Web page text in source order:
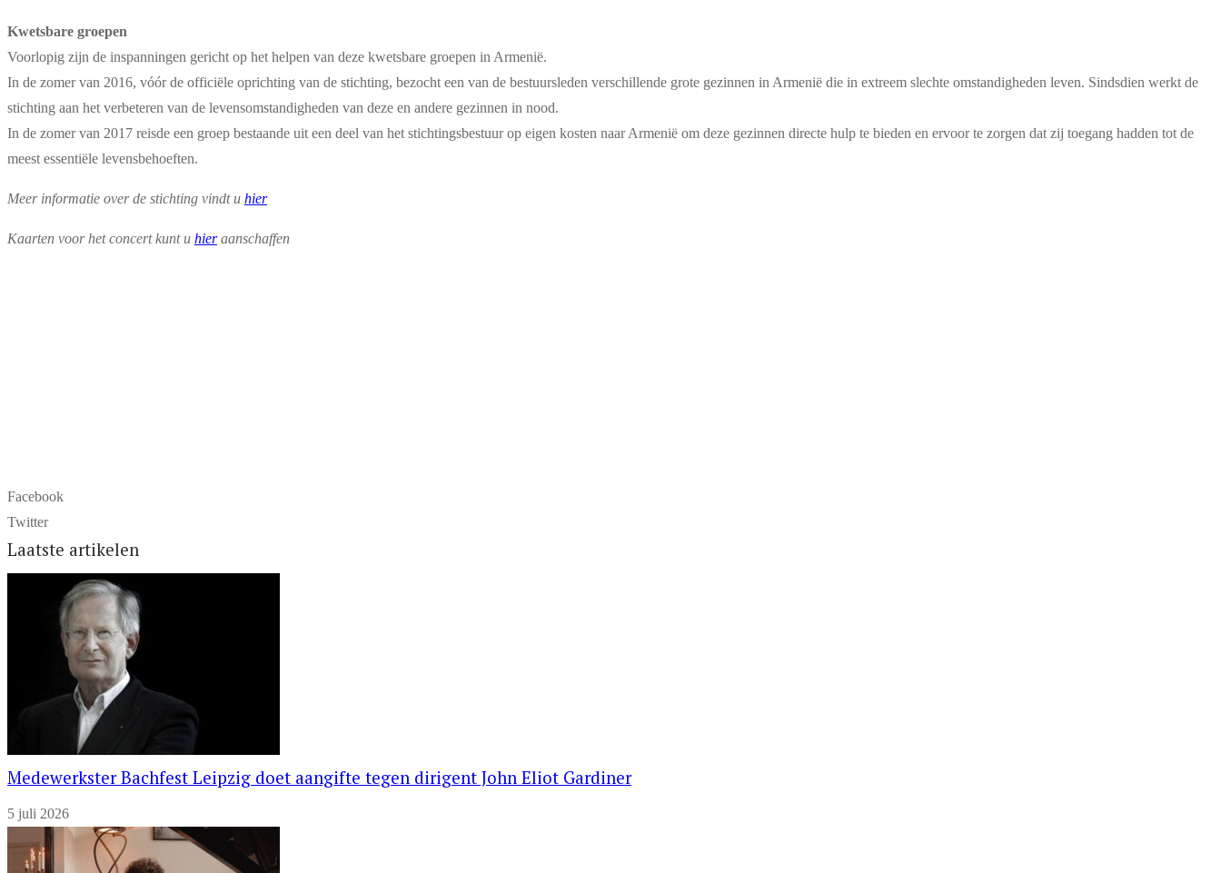
Kwetsbare groepen
Voorlopig zijn de inspanningen gericht op het helpen van deze kwetsbare groepen in Armenië.
In de zomer van 2016, vóór de officiële oprichting van de stichting, bezocht een van de bestuursleden verschillende grote gezinnen in Armenië die in extreem slechte omstandigheden leven. Sindsdien werkt de
stichting aan het verbeteren van de levensomstandigheden van deze en andere gezinnen in nood.
In de zomer van 2017 reisde een groep bestaande uit een deel van het stichtingsbestuur op eigen kosten naar Armenië om deze gezinnen directe hulp te bieden en ervoor te zorgen dat zij toegang hadden tot de
meest essentiële levensbehoeften.
Meer informatie over de stichting vindt u hier
Kaarten voor het concert kunt u hieraanschaffen
Facebook
Twitter
Laatste artikelen
Medewerkster Bachfest Leipzig doet aangifte tegen dirigent John Eliot Gardiner
5 juli 2026